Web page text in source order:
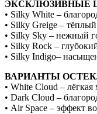
ЭКСКЛЮЗИВНЫЕ
• Silky White –
• Silky Greige –
• Silky Sky – нежный
• Silky Rock –
• Silky Indigo–
ВАРИАНТЫ
• White Cloud –
• Dark Cloud –
• Air Space – эффект